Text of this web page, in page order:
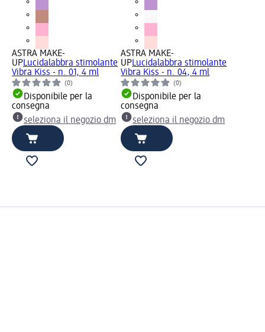
ASTRA MAKE-
UPLucidalabbra stimolante
Vibra Kiss - n. 01, 4 ml
(0)
Disponibile per la
consegna
seleziona il negozio dm
ASTRA MAKE-
UPLucidalabbra stimolante
Vibra Kiss - n. 04, 4 ml
(0)
Disponibile per la
consegna
seleziona il negozio dm